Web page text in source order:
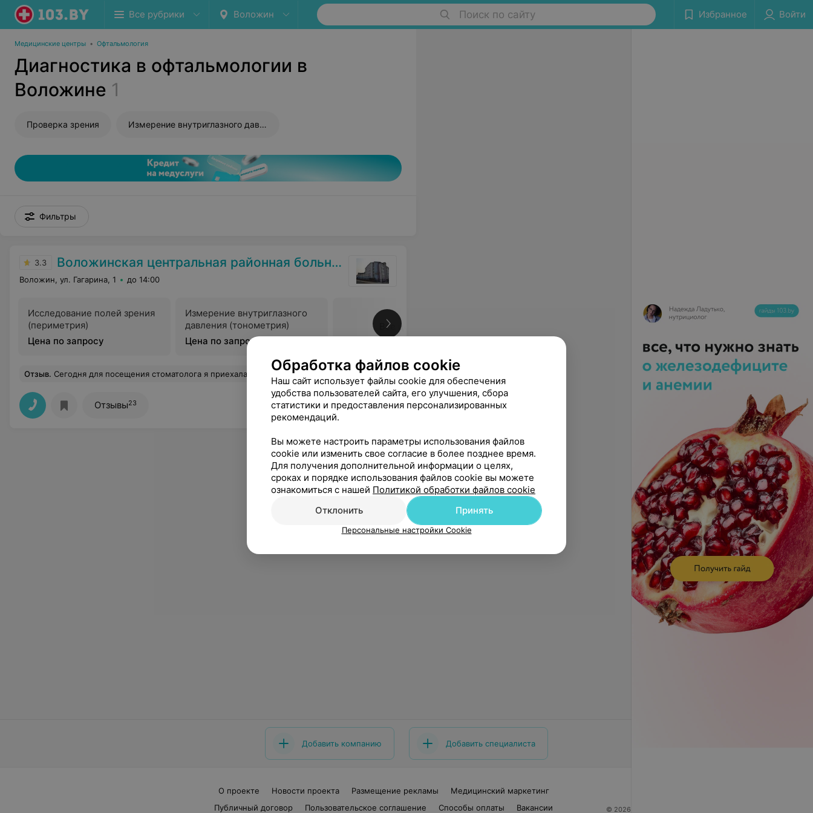
Все рубрики Воложин Поиск по сайту Избранное Войти
Медицинские центры • Офтальмология
Диагностика в офтальмологии в
Воложине 1
Проверка зрения Измерение внутриглазного давления
Фильтры
3.3 Воложинская центральная районная больница
Воложин, ул. Гагарина, 1 до 14:00
Исследование полей зрения
(периметрия)
Цена по запросу
Измерение внутриглазного
давления (тонометрия)
Цена по запросу
Все цены
Отзыв. Сегодня для посещения стоматолога я приехала в поликлинику в 6.10 утра. Почему так рано? Для того,чтобы получить заветный талончик. Талон я получила в 7.40. А прием по талону был назначен на 9.30 к Светлане Николаевне. На прием я попала в 12.00. Вопрос к руководству поликлиники: всем пациентам нужно увольняться с работ и сидеть и ждать талон, а потом в очередях? На самом приеме врач задаёт мне вопрос: "Что будем лечить пульпит или кариес?" Вообще, наверное, врачу виднее, что нужно в первую очередь лечить. На мой ответ: "Давайте лечить пульпит", врач ответил, что не имеет право его лечить. Нужно разрешение ортодонта, которого сегодня в поликлинике нет! К слову, врач не оказала никакой помощи! Почему в поликлинике не создана электронная очередь? Почему люди даже на платное лечение не могут записаться? Не довольна поликлиникой и компетентностью врача!
Отзывы23
Добавить компанию Добавить специалиста
О проекте Новости проекта Размещение рекламы
Медицинский маркетинг
Публичный договор
Пользовательское соглашение Способы оплаты Вакансии © 2026 ООО «Артокс Лаб», УНП 191700409
Обработка файлов cookie
Наш сайт использует файлы cookie для обеспечения
удобства пользователей сайта, его улучшения, сбора
статистики и предоставления персонализированных
рекомендаций.
Вы можете настроить параметры использования файлов
cookie или изменить свое согласие в более позднее время.
Для получения дополнительной информации о целях,
сроках и порядке использования файлов cookie вы можете
ознакомиться с нашей Политикой обработки файлов cookie
Отклонить
Принять
Персональные настройки Cookie